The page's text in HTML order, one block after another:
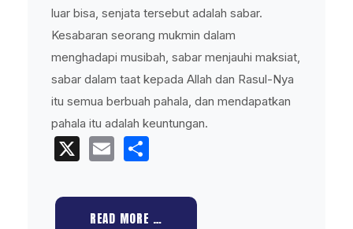
luar bisa, senjata tersebut adalah sabar.
Kesabaran seorang mukmin dalam
menghadapi musibah, sabar menjauhi maksiat,
sabar dalam taat kepada Allah dan Rasul-Nya
itu semua berbuah pahala, dan mendapatkan
pahala itu adalah keuntungan.
X Email
READ MORE …